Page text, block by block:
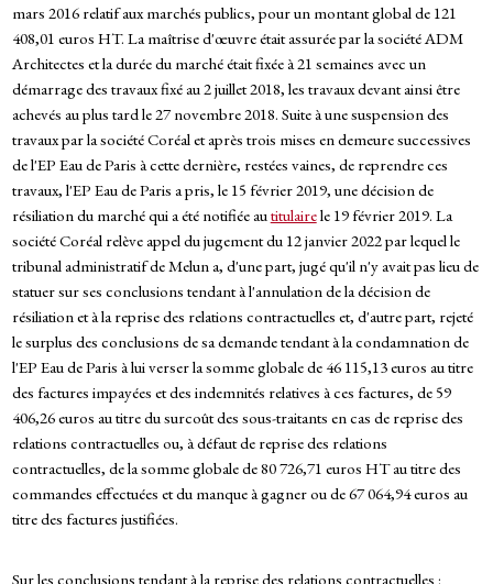
mars 2016 relatif aux marchés publics, pour un montant global de 121
408,01 euros HT. La maîtrise d'œuvre était assurée par la société ADM
Architectes et la durée du marché était fixée à 21 semaines avec un
démarrage des travaux fixé au 2 juillet 2018, les travaux devant ainsi être
achevés au plus tard le 27 novembre 2018. Suite à une suspension des
travaux par la société Coréal et après trois mises en demeure successives
de l'EP Eau de Paris à cette dernière, restées vaines, de reprendre ces
travaux, l'EP Eau de Paris a pris, le 15 février 2019, une décision de
résiliation du marché qui a été notifiée autitulairele 19 février 2019. La
société Coréal relève appel du jugement du 12 janvier 2022 par lequel le
tribunal administratif de Melun a, d'une part, jugé qu'il n'y avait pas lieu de
statuer sur ses conclusions tendant à l'annulation de la décision de
résiliation et à la reprise des relations contractuelles et, d'autre part, rejeté
le surplus des conclusions de sa demande tendant à la condamnation de
l'EP Eau de Paris à lui verser la somme globale de 46 115,13 euros au titre
des factures impayées et des indemnités relatives à ces factures, de 59
406,26 euros au titre du surcoût des sous-traitants en cas de reprise des
relations contractuelles ou, à défaut de reprise des relations
contractuelles, de la somme globale de 80 726,71 euros HT au titre des
commandes effectuées et du manque à gagner ou de 67 064,94 euros au
titre des factures justifiées.
Sur les conclusions tendant à la reprise des relations contractuelles :